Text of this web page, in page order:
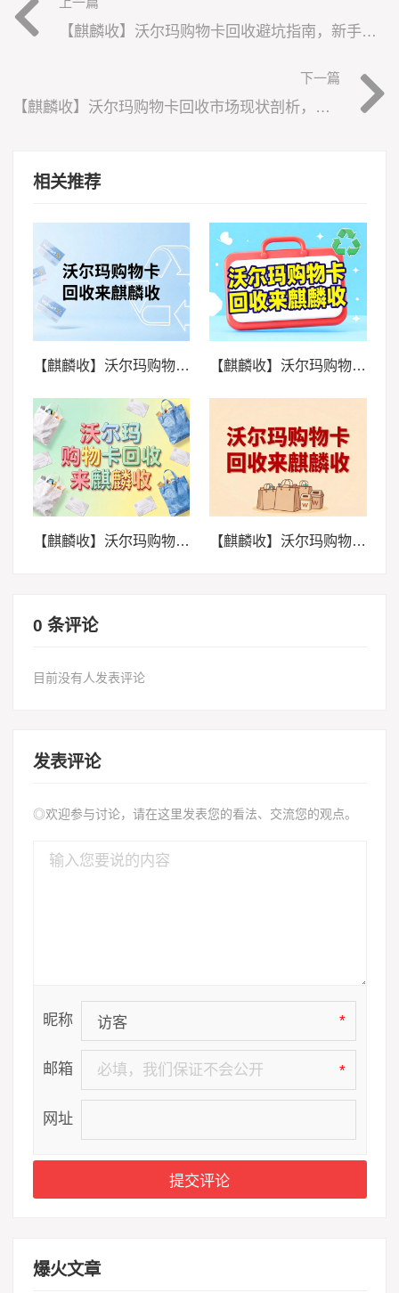
【麒麟收】沃尔玛购物卡回收避坑指南，新手必看的安全变现技巧
下一篇
【麒麟收】沃尔玛购物卡回收市场现状剖析，规范发展是行业必然趋势
相关推荐
【麒麟收】沃尔玛购物卡回收行情与方法：闲置预付卡的合理处置思路 【麒麟收】沃尔玛购物卡回收全解析：职场人闲置福利卡的高效处理方式
【麒麟收】沃尔玛购物卡回收实用指南：闲置卡券这样处理更省心 【麒麟收】沃尔玛购物卡回收价值解析：别让闲置卡券悄悄贬值
0 条评论
目前没有人发表评论
发表评论
◎欢迎参与讨论，请在这里发表您的看法、交流您的观点。
昵称 *
邮箱 *
网址
爆火文章